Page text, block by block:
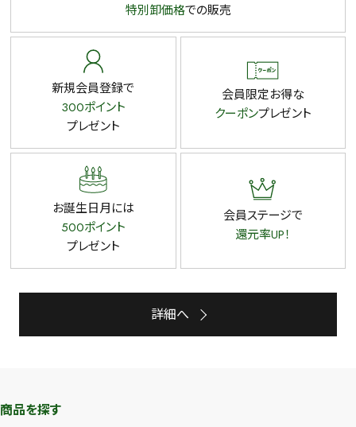
特別卸価格での販売
新規会員登録で
300ポイント
プレゼント
会員限定お得な
クーポンプレゼント
お誕生日月には
500ポイント
プレゼント
会員ステージで
還元率UP！
詳細へ
商品を探す